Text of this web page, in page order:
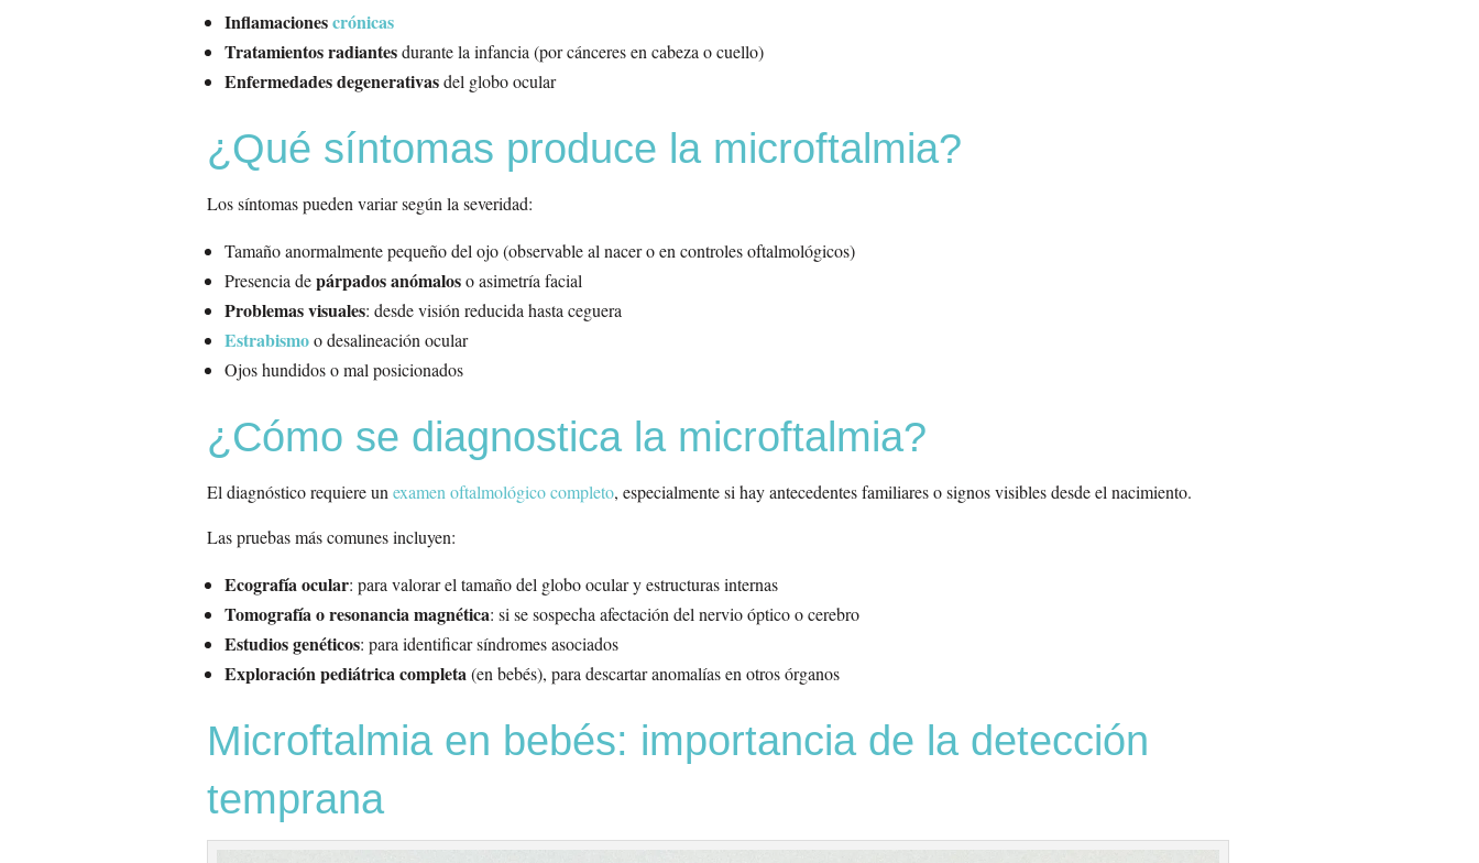
Inflamacionescrónicas
Tratamientos radiantesdurante la infancia (por cánceres en cabeza o cuello)
Enfermedades degenerativasdel globo ocular
¿Qué síntomas produce la microftalmia?
Los síntomas pueden variar según la severidad:
Tamaño anormalmente pequeño del ojo (observable al nacer o en controles oftalmológicos)
Presencia depárpados anómaloso asimetría facial
Problemas visuales: desde visión reducida hasta ceguera
Estrabismoo desalineación ocular
Ojos hundidos o mal posicionados
¿Cómo se diagnostica la microftalmia?
El diagnóstico requiere unexamen oftalmológico completo, especialmente si hay antecedentes familiares o signos visibles desde el nacimiento.
Las pruebas más comunes incluyen:
Ecografía ocular: para valorar el tamaño del globo ocular y estructuras internas
Tomografía o resonancia magnética: si se sospecha afectación del nervio óptico o cerebro
Estudios genéticos: para identificar síndromes asociados
Exploración pediátrica completa(en bebés), para descartar anomalías en otros órganos
Microftalmia en bebés: importancia de la detección
temprana